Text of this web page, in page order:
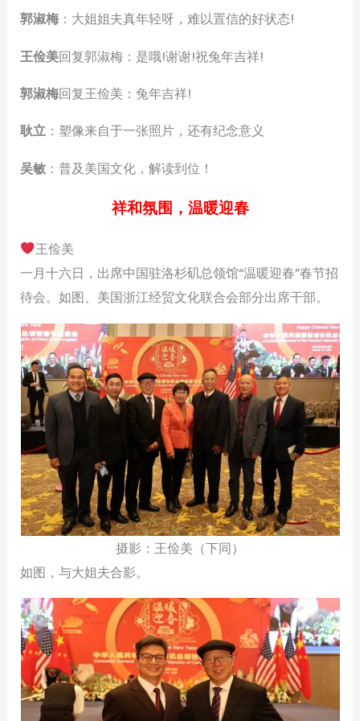
郭淑梅 ：大姐姐夫真年轻呀，难以置信的好状态!
王俭美回复郭淑梅：是哦!谢谢!祝兔年吉祥!
郭淑梅回复王俭美：兔年吉祥!
耿立 ：塑像来自于一张照片，还有纪念意义
吴敏：普及美国文化，解读到位！
祥和氛围，温暖迎春
王俭美
一月十六日，出席中国驻洛杉矶总领馆“温暖迎春”春节招
待会。如图、美国浙江经贸文化联合会部分出席干部。
摄影：王俭美（下同）
如图，与大姐夫合影。